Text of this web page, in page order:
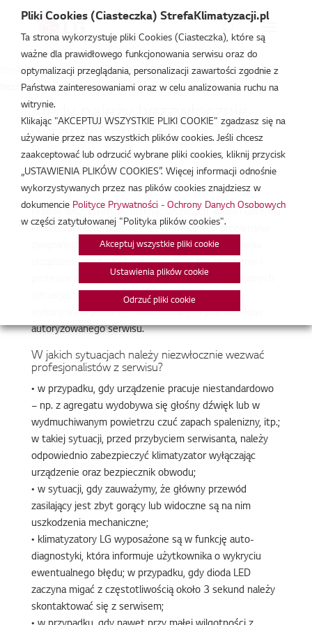
Strefa Klimatyzacji /Baza Wiedzy/Porady eksperta/Kiedy należy
bezzwłocznie wezwać serwis?
Kiedy należy bezzwłocznie
wezwać serwis?
sie 21, 2013
Przede wszystkim, by uniknąć wszelkich awarii i usterek
klimatyzacji oraz pozbyć się ewentualnych problemów
związanych z pogorszeniem się wydajności działania
urządzenia, system klimatyzacji musi być regularnie i
profesjonalnie sprawdzany i czyszczony. W specjalnych
sytuacjach obsługa w takim zakresie musi być
wykonywana przez wykwalifikowanych pracowników
autoryzowanego serwisu.
W jakich sytuacjach należy niezwłocznie wezwać
profesjonalistów z serwisu?
• w przypadku, gdy urządzenie pracuje niestandardowo
– np. z agregatu wydobywa się głośny dźwięk lub w
wydmuchiwanym powietrzu czuć zapach spalenizny, itp.;
w takiej sytuacji, przed przybyciem serwisanta, należy
odpowiednio zabezpieczyć klimatyzator wyłączając
urządzenie oraz bezpiecznik obwodu;
• w sytuacji, gdy zauważymy, że główny przewód
zasilający jest zbyt gorący lub widoczne są na nim
uszkodzenia mechaniczne;
• klimatyzatory LG wyposażone są w funkcję auto-
diagnostyki, która informuje użytkownika o wykryciu
ewentualnego błędu; w przypadku, gdy dioda LED
zaczyna migać z częstotliwością około 3 sekund należy
skontaktować się z serwisem;
Pliki Cookies (Ciasteczka) StrefaKlimatyzacji.pl
Ta strona wykorzystuje pliki Cookies (Ciasteczka), które są
ważne dla prawidłowego funkcjonowania serwisu oraz do
optymalizacji przeglądania, personalizacji zawartości zgodnie z
Państwa zainteresowaniami oraz w celu analizowania ruchu na
witrynie.
Klikając "AKCEPTUJ WSZYSTKIE PLIKI COOKIE" zgadzasz się na
używanie przez nas wszystkich plików cookies. Jeśli chcesz
zaakceptować lub odrzucić wybrane pliki cookies, kliknij przycisk
„USTAWIENIA PLIKÓW COOKIES”. Więcej informacji odnośnie
wykorzystywanych przez nas plików cookies znajdziesz w
dokumencie Polityce Prywatności - Ochrony Danych Osobowych
w części zatytułowanej "Polityka plików cookies".
Akceptuj wszystkie pliki cookie
Ustawienia plików cookie
Odrzuć pliki cookie